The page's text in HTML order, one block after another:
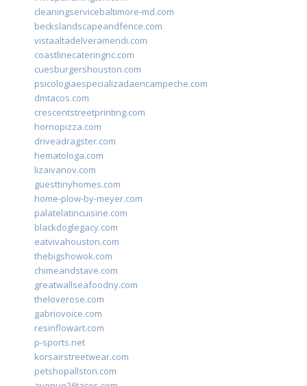
cleaningservicebaltimore-md.com
beckslandscapeandfence.com
vistaaltadelveramendi.com
coastlinecateringnc.com
cuesburgershouston.com
psicologiaespecializadaencampeche.com
dmtacos.com
crescentstreetprinting.com
hornopizza.com
driveadragster.com
hematologa.com
lizaivanov.com
guesttinyhomes.com
home-plow-by-meyer.com
palatelatincuisine.com
blackdoglegacy.com
eatvivahouston.com
thebigshowok.com
chimeandstave.com
greatwallseafoodny.com
theloverose.com
gabriovoice.com
resinflowart.com
p-sports.net
korsairstreetwear.com
petshopallston.com